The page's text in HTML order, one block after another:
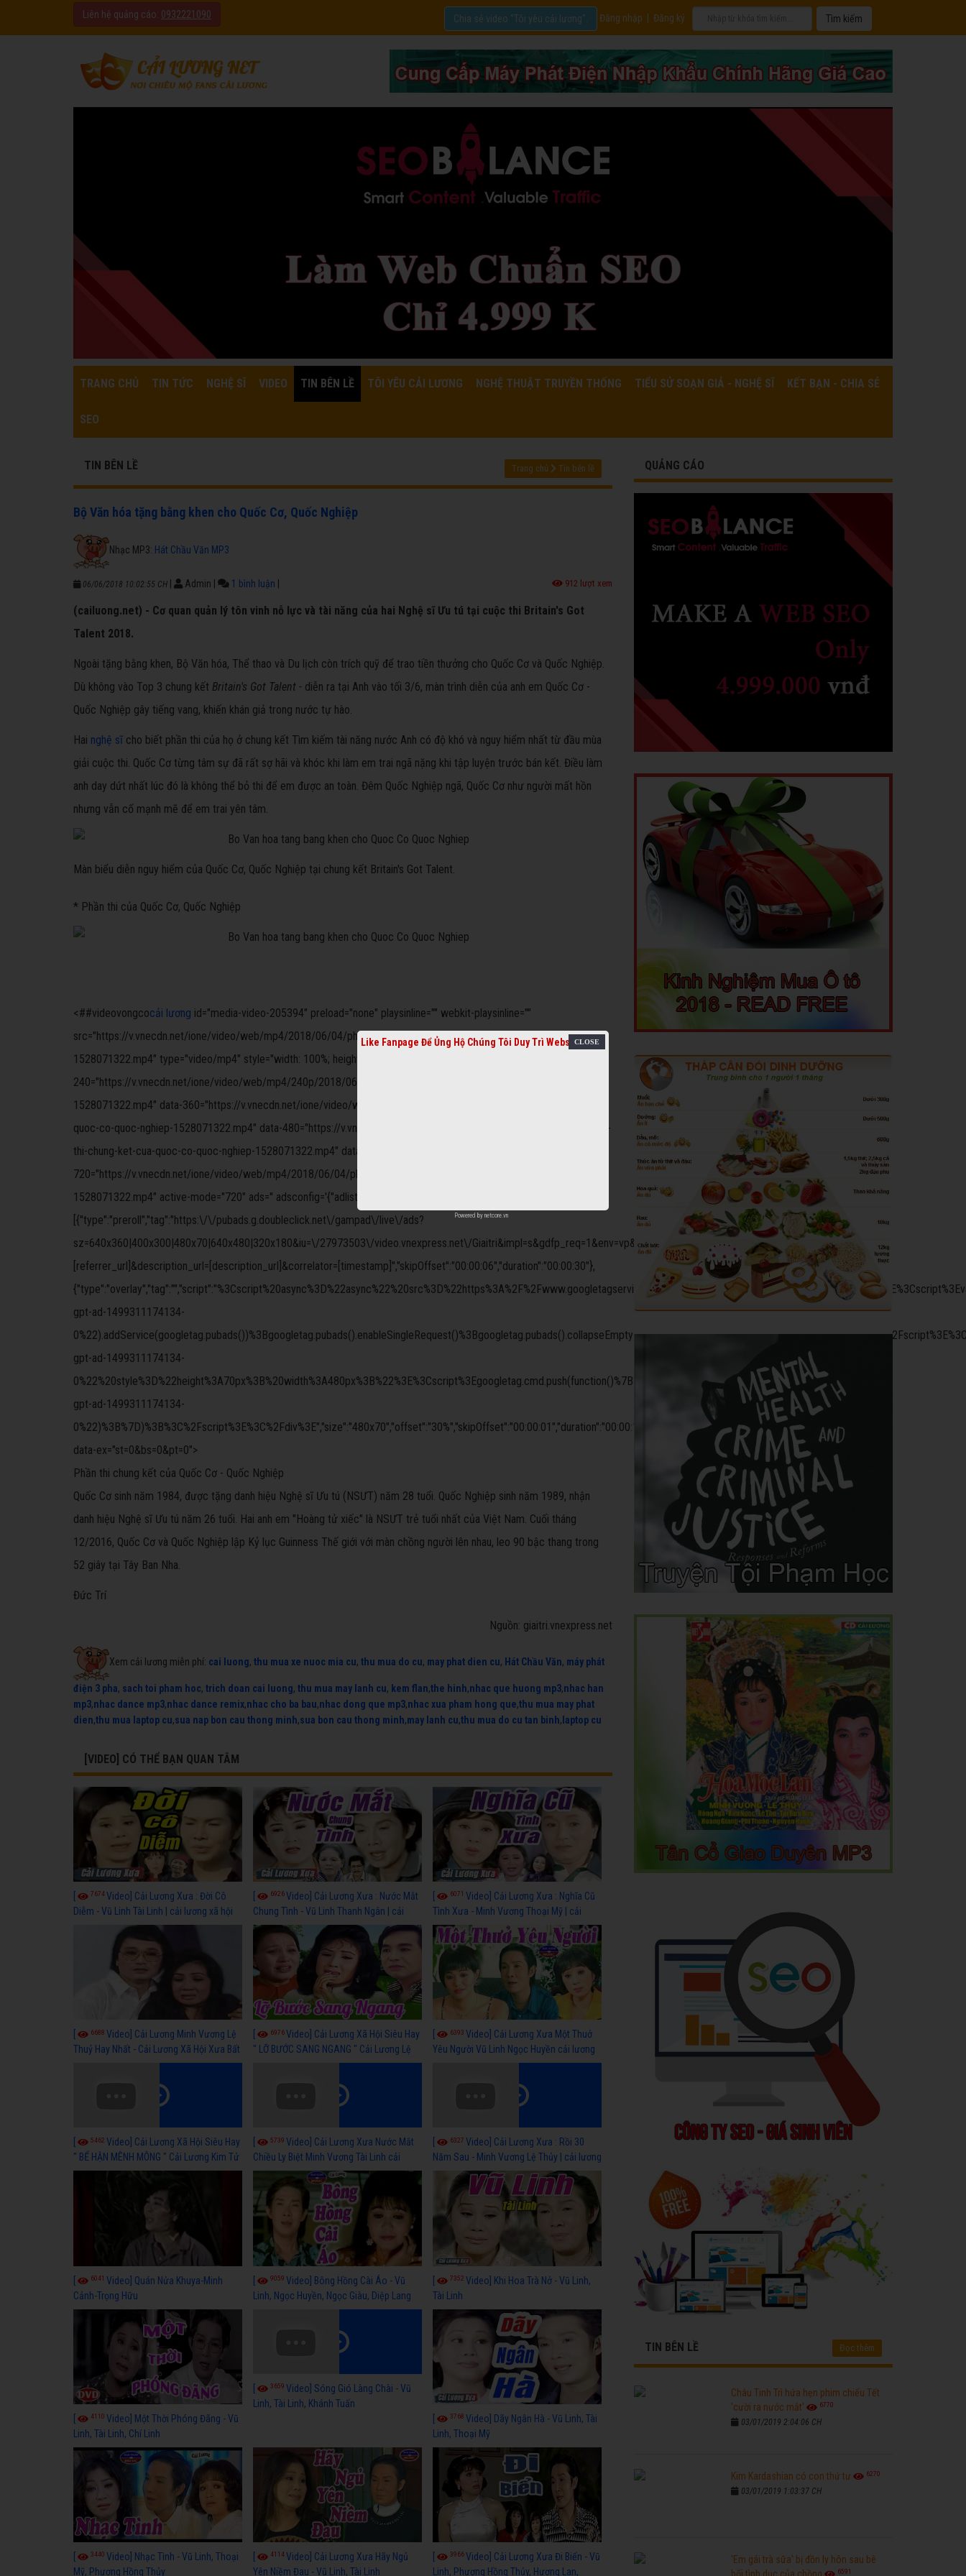
Liên hệ quảng cáo: 0932221090 Đăng nhập Đăng ký
Chia sẻ video "Tôi yêu cải lương".
TRANG CHỦ TIN TỨC NGHỆ SĨ VIDEO TIN BÊN LỀ TÔI YÊU CẢI LƯƠNG NGHỆ THUẬT TRUYỀN THỐNG TIỂU SỬ SOẠN GIẢ - NGHỆ SĨ KẾT BẠN - CHIA SẺ
SEO
TIN BÊN LỀ Trang chủ Tin bên lề
Bộ Văn hóa tặng bằng khen cho Quốc Cơ, Quốc Nghiệp
Nhạc MP3: Hát Chầu Văn MP3
06/06/2018 10:02:55 CH Admin 1 bình luận 912 lượt xem
(cailuong.net) - Cơ quan quản lý tôn vinh nỗ lực và tài năng của hai Nghệ sĩ Ưu tú tại cuộc thi Britain's Got
Talent 2018.
Ngoài tặng bằng khen, Bộ Văn hóa, Thể thao và Du lịch còn trích quỹ để trao tiền thưởng cho Quốc Cơ và Quốc Nghiệp.
Dù không vào Top 3 chung kết Britain's Got Talent - diễn ra tại Anh vào tối 3/6, màn trình diễn của anh em Quốc Cơ -
Quốc Nghiệp gây tiếng vang, khiến khán giả trong nước tự hào.
Hai nghệ sĩ cho biết phần thi của họ ở chung kết Tìm kiếm tài năng nước Anh có độ khó và nguy hiểm nhất từ đầu mùa
giải cuộc thi. Quốc Cơ từng tâm sự đã rất sợ hãi và khóc khi làm em trai ngã nặng khi tập luyện trước bán kết. Điều làm
anh day dứt nhất lúc đó là không thể bỏ thi để em được an toàn. Đêm Quốc Nghiệp ngã, Quốc Cơ như người mất hồn
nhưng vẫn cố mạnh mẽ để em trai yên tâm.
Màn biểu diễn nguy hiểm của Quốc Cơ, Quốc Nghiệp tại chung kết Britain's Got Talent.
* Phần thi của Quốc Cơ, Quốc Nghiệp
<##videovongcocải lương id="media-video-205394" preload="none" playsinline="" webkit-playsinline=""
src="https://v.vnecdn.net/ione/video/web/mp4/2018/06/04/phan-thi-chung-ket-cua-quoc-co-quoc-nghiep-
1528071322.mp4" type="video/mp4" style="width: 100%; height: 100%;" data-
240="https://v.vnecdn.net/ione/video/web/mp4/240p/2018/06/04/phan-thi-chung-ket-cua-quoc-co-quoc-nghiep-
1528071322.mp4" data-360="https://v.vnecdn.net/ione/video/web/mp4/360p/2018/06/04/phan-thi-chung-ket-cua-
quoc-co-quoc-nghiep-1528071322.mp4" data-480="https://v.vnecdn.net/ione/video/web/mp4/480p/2018/06/04/phan-
thi-chung-ket-cua-quoc-co-quoc-nghiep-1528071322.mp4" data-
720="https://v.vnecdn.net/ione/video/web/mp4/2018/06/04/phan-thi-chung-ket-cua-quoc-co-quoc-nghiep-
1528071322.mp4" active-mode="720" ads='' adsconfig='{"adlist":
[{"type":"preroll","tag":"https:\/\/pubads.g.doubleclick.net\/gampad\/live\/ads?
sz=640x360|400x300|480x70|640x480|320x180&iu=\/27973503\/video.vnexpress.net\/Giaitri&impl=s&gdfp_req=1&env=vp&output=vast&unviewed_position_start=1&url=
[referrer_url]&description_url=[description_url]&correlator=[timestamp]","skipOffset":"00:00:06","duration":"00:00:30"},
gpt-ad-1499311174134-
gpt-ad-1499311174134-
0%22%20style%3D%22height%3A70px%3B%20width%3A480px%3B%22%3E%3Cscript%3Egoogletag.cmd.push(function()%7B%20googletag.display(%22div-
gpt-ad-1499311174134-
0%22)%3B%7D)%3B%3C%2Fscript%3E%3C%2Fdiv%3E","size":"480x70","offset":"30%","skipOffset":"00:00:01","duration":"00:00:15"}]}'
data-ex="st=0&bs=0&pt=0">
Phần thi chung kết của Quốc Cơ - Quốc Nghiệp
Quốc Cơ sinh năm 1984, được tặng danh hiệu Nghệ sĩ Ưu tú (NSƯT) năm 28 tuổi. Quốc Nghiệp sinh năm 1989, nhận
danh hiệu Nghệ sĩ Ưu tú năm 26 tuổi. Hai anh em "Hoàng tử xiếc" là NSƯT trẻ tuổi nhất của Việt Nam. Cuối tháng
12/2016, Quốc Cơ và Quốc Nghiệp lập Kỷ lục Guinness Thế giới với màn chồng người lên nhau, leo 90 bậc thang trong
52 giây tại Tây Ban Nha.
Đức Trí
Nguồn: giaitri.vnexpress.net
Xem cải lương miễn phí: cai luong, thu mua xe nuoc mia cu, thu mua do cu, may phat dien cu, Hát Chầu Văn, máy phát
điện 3 pha, sach toi pham hoc, trich doan cai luong, thu mua may lanh cu, kem flan,the hinh,nhac que huong mp3,nhac han
mp3,nhac dance mp3,nhac dance remix,nhac cho ba bau,nhac dong que mp3,nhac xua pham hong que,thu mua may phat
dien,thu mua laptop cu,sua nap bon cau thong minh,sua bon cau thong minh,may lanh cu,thu mua do cu tan binh, laptop cu
[VIDEO] CÓ THỂ BẠN QUAN TÂM
7674Video] Cải Lương Xưa : Đời Cô
Diễm - Vũ Linh Tài Linh | cải lương xã hội
6926Video] Cải Lương Xưa : Nước Mắt
Chung Tình - Vũ Linh Thanh Ngân | cải
lương xã hội hay nhất
6071 Video] Cải Lương Xưa : Nghĩa Cũ
Tình Xưa - Minh Vương Thoại Mỹ | cải
lương xã hội hay nhất
6688 Video] Cải Lương Minh Vương Lệ
Thuỷ Hay Nhất - Cải Lương Xã Hội Xưa Bất
6976Video] Cải Lương Xã Hội Siêu Hay
" LỠ BƯỚC SANG NGANG " Cải Lương Lệ
Thuỷ, Thanh Tuấn, Hồng Nga
6393 Video] Cải Lương Xưa Một Thuở
Yêu Người Vũ Linh Ngọc Huyền cải lương
5462 Video] Cải Lương Xã Hội Siêu Hay
" BỂ HẬN MÊNH MÔNG " Cải Lương Kim Tử
Long, Thanh Ngân Hay Nhất
5739 Video] Cải Lương Xưa Nước Mắt
Chiều Ly Biệt Minh Vương Tài Linh cải
lương xã hội hay nhất
6327 Video] Cải Lương Xưa : Rồi 30
Năm Sau - Minh Vương Lệ Thủy | cải lương
xã hội hay nhất
[ 6041 Video] Quán Nửa Khuya-Minh
Cảnh-Trọng Hữu
[ 9059 Video] Bông Hồng Cài Áo - Vũ
Linh, Ngọc Huyền, Ngọc Giàu, Diệp Lang
[ 7352 Video] Khi Hoa Trà Nở - Vũ Linh,
Tài Linh
4110 Video] Một Thời Phóng Đãng - Vũ
Linh, Tài Linh, Chí Linh
[ 3659 Video] Sóng Gió Làng Chài - Vũ
Linh, Tài Linh, Khánh Tuấn
3768 Video] Dãy Ngân Hà - Vũ Linh, Tài
Linh, Thoại Mỹ
3440 Video] Nhạc Tình - Vũ Linh, Thoại
Mỹ, Phương Hồng Thủy
4114Video] Cải Lương Xưa Hãy Ngủ
Yên Niềm Đau - Vũ Linh, Tài Linh
3966Video] Cải Lương Xưa Đi Biển - Vũ
Linh, Phương Hồng Thủy, Hương Lan,
QUẢNG CÁO
TIN BÊN LỀ Đọc thêm
Châu Tinh Trì hứa hẹn phim chiếu Tết
'cười ra nước mắt'
6770
03/01/2019 2:04:06 CH
Kim Kardashian có con thứ tư 6270
03/01/2019 1:03:37 CH
'Em gái trà sữa' bị đồn ly hôn sau bê
6591
Like Fanpage Để Ủng Hộ Chúng Tôi Duy Trì Website
Powered by netcore.vn